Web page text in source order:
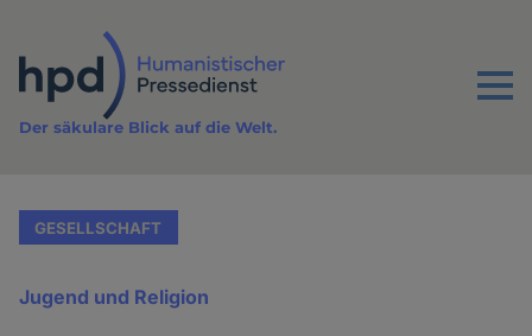
Inhalt
Menu
Der säkulare Blick auf die Welt.
GESELLSCHAFT
Jugend und Religion